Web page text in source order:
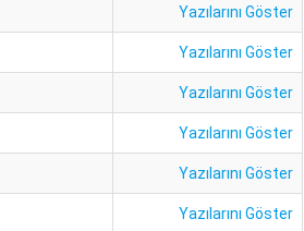
Yazılarını Göster
Yazılarını Göster
Yazılarını Göster
Yazılarını Göster
Yazılarını Göster
Yazılarını Göster